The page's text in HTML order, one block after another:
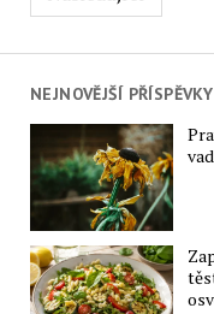
NEJNOVĚJŠÍ PŘÍSPĚVKY